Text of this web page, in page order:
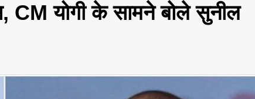
CM योगी के सामने बोले सुनील